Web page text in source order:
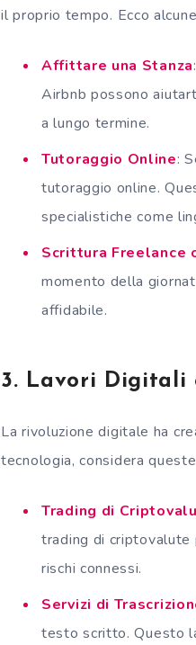
il proprio tempo. Ecco
Affittare una Stanza
Airbnb possono
a lungo termine.
Tutoraggio Online:
tutoraggio online.
specialistiche come
Scrittura Freelance
momento della
affidabile.
3. Lavori Digitali
La rivoluzione digitale ha
tecnologia, considera
Trading di
trading di criptovalute
rischi connessi.
Servizi di
testo scritto. Questo